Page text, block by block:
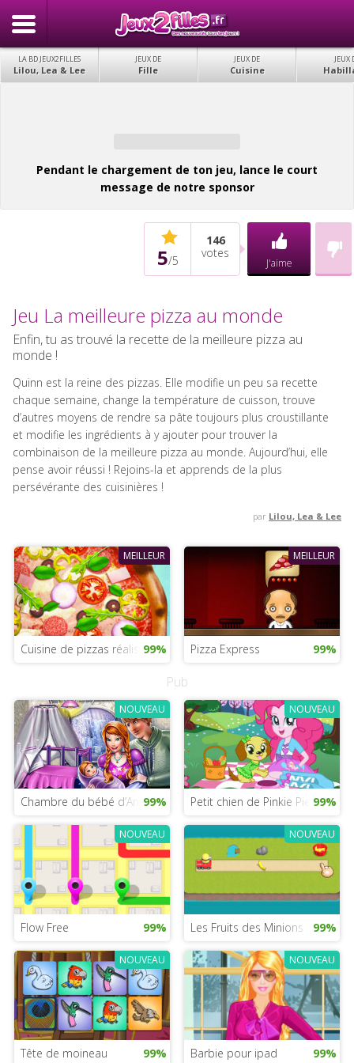
LA BD JEUX2FILLES
Lilou, Lea & Lee
JEUX DE
Fille
JEUX DE
Cuisine
JEUX
Pendant le chargement de ton jeu, lance le court
message de notre sponsor
5/5
146
votes
J'aime
Jeu La meilleure pizza au monde
Enfin, tu as trouvé la recette de la meilleure pizza au
monde !
Quinn est la reine des pizzas. Elle modifie un peu sa recette
chaque semaine, change la température de cuisson, trouve
d’autres moyens de rendre sa pâte toujours plus croustillante
et modifie les ingrédients à y ajouter pour trouver la
combinaison de la meilleure pizza au monde. Aujourd’hui, elle
pense avoir réussi ! Rejoins-la et apprends de la plus
persévérante des cuisinières !
par Lilou, Lea & Lee
MEILLEUR
Cuisine de pizzas réalistes99%
MEILLEUR
Pizza Express 99%
Pub
NOUVEAU
Chambre du bébé d’Anna et Kristoff
99%
NOUVEAU
Petit chien de Pinkie Pie 99%
NOUVEAU
Flow Free 99%
NOUVEAU
Les Fruits des Minions 99%
NOUVEAU
Tête de moineau 99%
NOUVEAU
Barbie pour ipad 99%